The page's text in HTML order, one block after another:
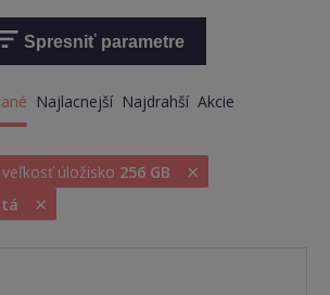
Spresniť parametre
Najlacnejší Najdrahší Akcie
veľkosť úložisko 256 GB ×
×